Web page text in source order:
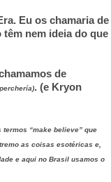
Eu os chamaria de
nem ideia do que
de
. (e Kryon
“make believe” que
as coisas esotéricas e,
e aqui no Brasil usamos o